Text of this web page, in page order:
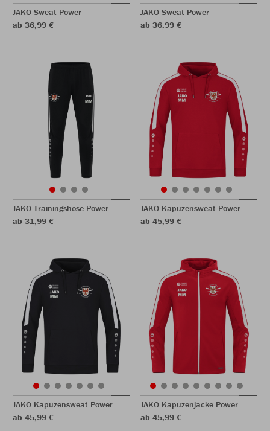
JAKO Sweat Power
ab 36,99 €
JAKO Sweat Power
ab 36,99 €
JAKO Trainingshose Power
ab 31,99 €
JAKO Kapuzensweat Power
ab 45,99 €
JAKO Kapuzensweat Power
ab 45,99 €
JAKO Kapuzenjacke Power
ab 45,99 €